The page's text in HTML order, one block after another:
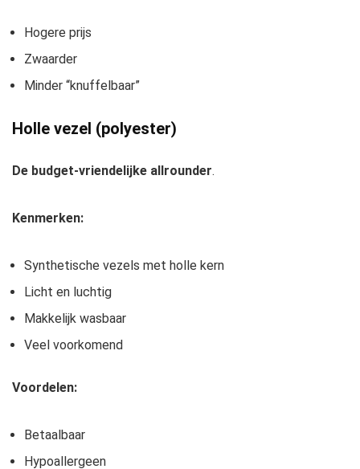
Hogere prijs
Zwaarder
Minder “knuffelbaar”
Holle vezel (polyester)
De budget-vriendelijke allrounder.
Kenmerken:
Synthetische vezels met holle kern
Licht en luchtig
Makkelijk wasbaar
Veel voorkomend
Voordelen:
Betaalbaar
Hypoallergeen